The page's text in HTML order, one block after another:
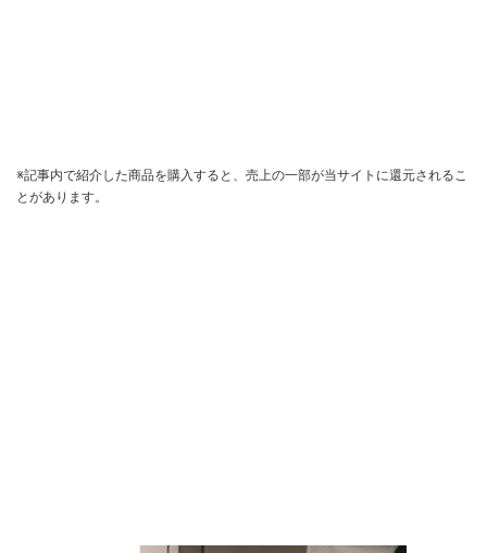
※記事内で紹介した商品を購入すると、売上の一部が当サイトに還元されるこ
とがあります。